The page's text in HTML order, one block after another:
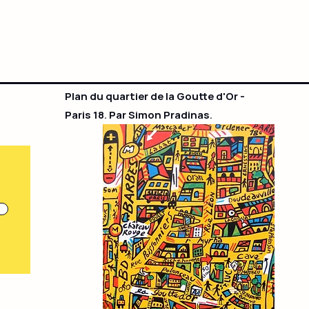
Plan du quartier de la Goutte d'Or -
Paris 18. Par Simon Pradinas.